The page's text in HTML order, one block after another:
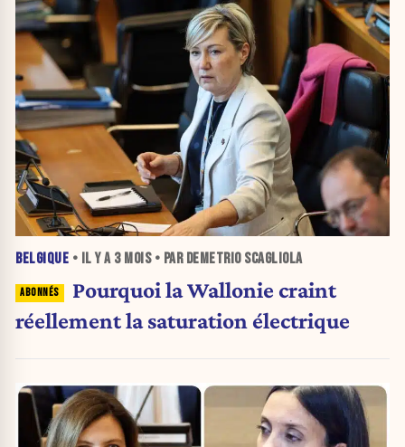
BELGIQUE • IL Y A 3 MOIS• PAR DEMETRIO SCAGLIOLA
Pourquoi la Wallonie craint
réellement la saturation électrique